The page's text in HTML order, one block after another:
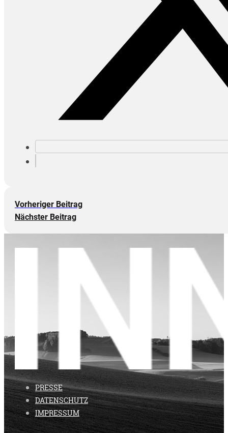
Vorheriger Beitrag
Nächster Beitrag
PRESSE
DATENSCHUTZ
IMPRESSUM